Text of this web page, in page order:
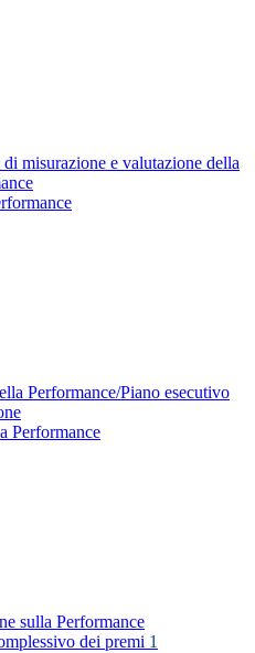
di misurazione e valutazione della
Performance/Piano esecutivo
Performance
sulla Performance
dei premi 1